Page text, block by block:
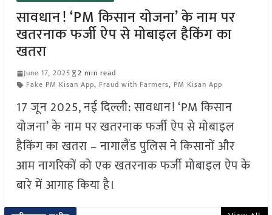
सावधान! ‘PM किसान योजना’ के नाम पर
खतरनाक फर्जी ऐप से मोबाइल हैकिंग का
खतरा
June 17, 2025
2 min read
Fake PM Kisan App, Fraud with Farmers, PM Kisan App
17 जून 2025, नई दिल्ली: सावधान! ‘PM किसान
योजना’ के नाम पर खतरनाक फर्जी ऐप से मोबाइल
हैकिंग का खतरा – नागालैंड पुलिस ने किसानों और
आम नागरिकों को एक खतरनाक फर्जी मोबाइल ऐप के
बारे में आगाह किया है।